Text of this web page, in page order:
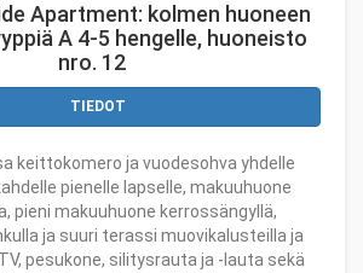
Apartment: kolmen huoneen
A 4-5 hengelle, huoneisto
nro. 12
TIEDOT
keittokomero ja vuodesohva yhdelle
pienelle lapselle, makuuhuone
pieni makuuhuone kerrossängyllä,
ja suuri terassi muovikalusteilla ja
pesukone, silitysrauta ja -lauta sekä